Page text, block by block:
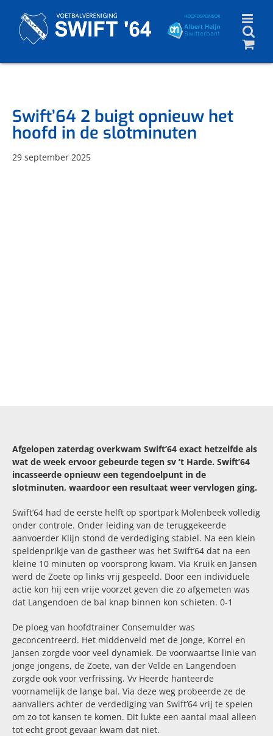
content
Swift’64 2 buigt opnieuw het
hoofd in de slotminuten
29 september 2025
Afgelopen zaterdag overkwam Swift’64 exact hetzelfde als
wat de week ervoor gebeurde tegen sv ’t Harde. Swift’64
incasseerde opnieuw een tegendoelpunt in de
slotminuten, waardoor een resultaat weer vervlogen ging.
Swift’64 had de eerste helft op sportpark Molenbeek volledig
onder controle. Onder leiding van de teruggekeerde
aanvoerder Klijn stond de verdediging stabiel. Na een klein
speldenprikje van de gastheer was het Swift’64 dat na een
kleine 10 minuten op voorsprong kwam. Via Kruik en Jansen
werd de Zoete op links vrij gespeeld. Door een individuele
actie kon hij een vrije voorzet geven die zo afgemeten was
dat Langendoen de bal knap binnen kon schieten. 0-1
De ploeg van hoofdtrainer Consemulder was
geconcentreerd. Het middenveld met de Jonge, Korrel en
Jansen zorgde voor veel dynamiek. De voorwaartse linie van
jonge jongens, de Zoete, van der Velde en Langendoen
zorgde ook voor verfrissing. Vv Heerde hanteerde
voornamelijk de lange bal. Via deze weg probeerde ze de
aanvallers achter de verdediging van Swift’64 vrij te spelen
om zo tot kansen te komen. Dit lukte een aantal maal alleen
tot echt groot gevaar kwam dat niet.